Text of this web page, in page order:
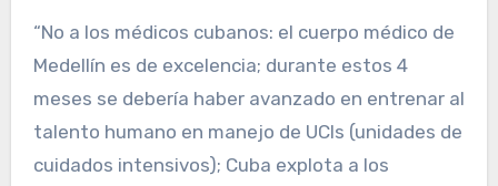
“No a los médicos cubanos: el cuerpo médico de
Medellín es de excelencia; durante estos 4
meses se debería haber avanzado en entrenar al
talento humano en manejo de UCIs (unidades de
cuidados intensivos); Cuba explota a los